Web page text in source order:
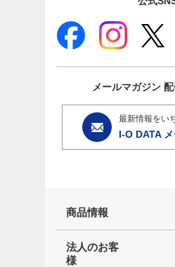
メールマガジン
最新情報をい
I-O DATA
商品情報
法人のお客
様